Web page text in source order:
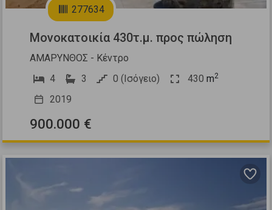
277634
Μονοκατοικία 430τ.μ. προς πώληση
ΑΜΑΡΥΝΘΟΣ - Κέντρο
4
3 0 (Ισόγειο) 430 m2
2019
900.000 €